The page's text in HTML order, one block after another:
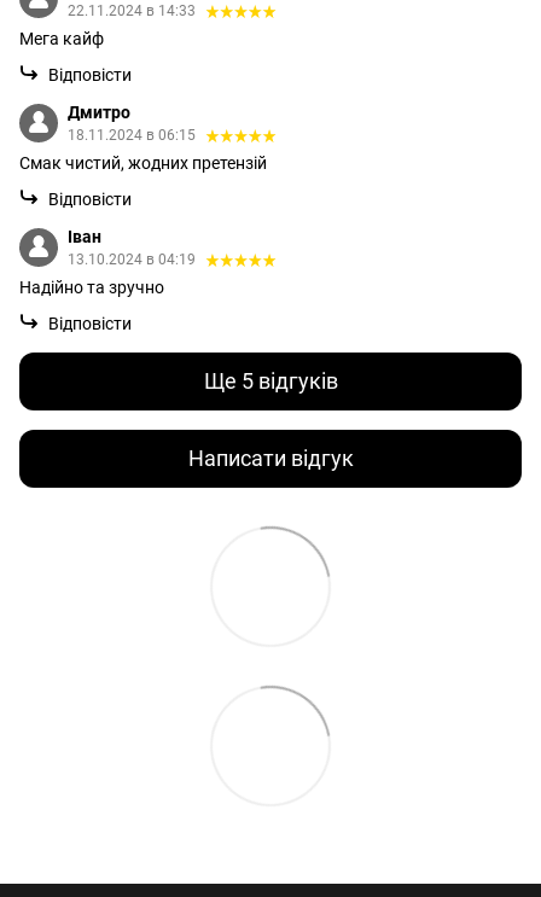
22.11.2024 в 14:33
Мега кайф
Відповісти
Дмитро
18.11.2024 в 06:15
Смак чистий, жодних претензій
Відповісти
Іван
13.10.2024 в 04:19
Надійно та зручно
Відповісти
Ще 5 відгуків
Написати відгук